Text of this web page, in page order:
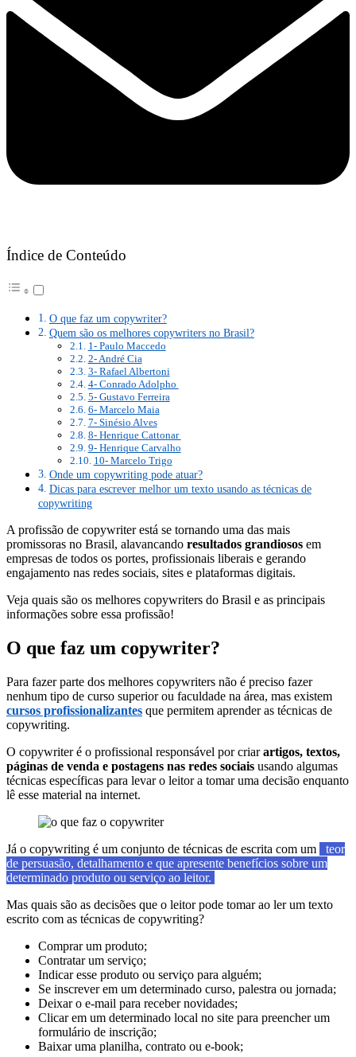
Índice de Conteúdo
O que faz um copywriter?
Quem são os melhores copywriters no Brasil?
1- Paulo Maccedo
2- André Cia
3- Rafael Albertoni
4- Conrado Adolpho
5- Gustavo Ferreira
6- Marcelo Maia
7- Sinésio Alves
8- Henrique Cattonar
9- Henrique Carvalho
10- Marcelo Trigo
Onde um copywriting pode atuar?
Dicas para escrever melhor um texto usando as técnicas de
copywriting
A profissão de copywriter está se tornando uma das mais
promissoras no Brasil, alavancando resultados grandiosos em
empresas de todos os portes, profissionais liberais e gerando
engajamento nas redes sociais, sites e plataformas digitais.
Veja quais são os melhores copywriters do Brasil e as principais
informações sobre essa profissão!
O que faz um copywriter?
Para fazer parte dos melhores copywriters não é preciso fazer
nenhum tipo de curso superior ou faculdade na área, mas existem
cursos profissionalizantes que permitem aprender as técnicas de
copywriting.
O copywriter é o profissional responsável por criarartigos, textos,
páginas de venda e postagens nas redes sociais usando algumas
técnicas específicas para levar o leitor a tomar uma decisão enquanto
lê esse material na internet.
Já o copywriting é um conjunto de técnicas de escrita com um
teor
de persuasão, detalhamento e que apresente benefícios sobre um
determinado produto ou serviço ao leitor.
Mas quais são as decisões que o leitor pode tomar ao ler um texto
escrito com as técnicas de copywriting?
Comprar um produto;
Contratar um serviço;
Indicar esse produto ou serviço para alguém;
Se inscrever em um determinado curso, palestra ou jornada;
Deixar o e-mail para receber novidades;
Clicar em um determinado local no site para preencher um
formulário de inscrição;
Baixar uma planilha, contrato ou e-book;